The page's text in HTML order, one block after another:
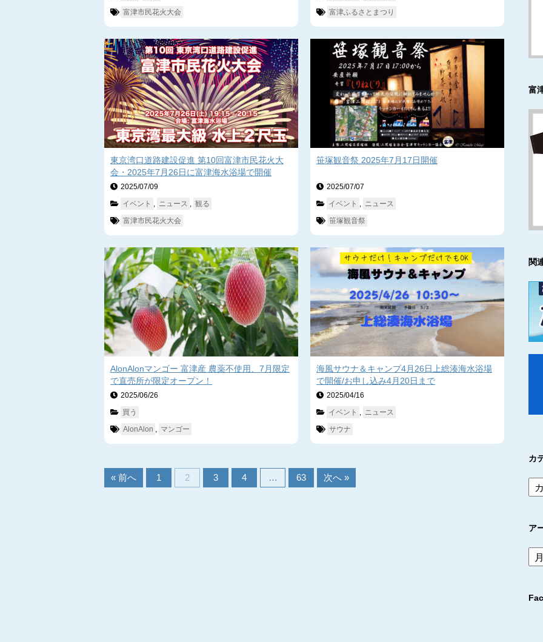
富津市民花火大会
富津ふるさとまつり
東京湾口道路建設促進 第10回富津市民花火大
会・2025年7月26日に富津海水浴場で開催
2025/07/09
イベント , ニュース , 観る
富津市民花火大会
笹塚観音祭 2025年7月17日開催
2025/07/07
イベント , ニュース
笹塚観音祭
AlonAlonマンゴー 富津産 農薬不使用、7月限定
で直売所が限定オープン！
2025/06/26
買う
AlonAlon , マンゴー
海風サウナ＆キャンプ4月26日上総湊海水浴場
で開催/お申し込み4月20日まで
2025/04/16
イベント , ニュース
サウナ
« 前へ 1 2 3 4 … 63 次へ »
富
関
カ
ア
ア
ー
ブ